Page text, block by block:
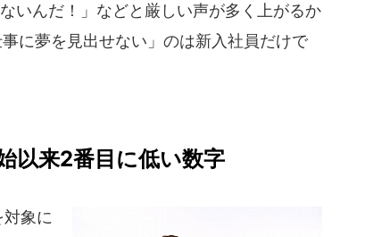
いんだ！」などと厳しい声が多く上がるか
に夢を見出せない」のは新入社員だけで
以来2番目に低い数字
象に